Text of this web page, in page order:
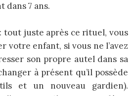
dans 7 ans.
tout juste après ce rituel, vous
votre enfant, si vous ne l’avez
son propre autel dans sa
à présent qu’il possède
et un nouveau gardien).